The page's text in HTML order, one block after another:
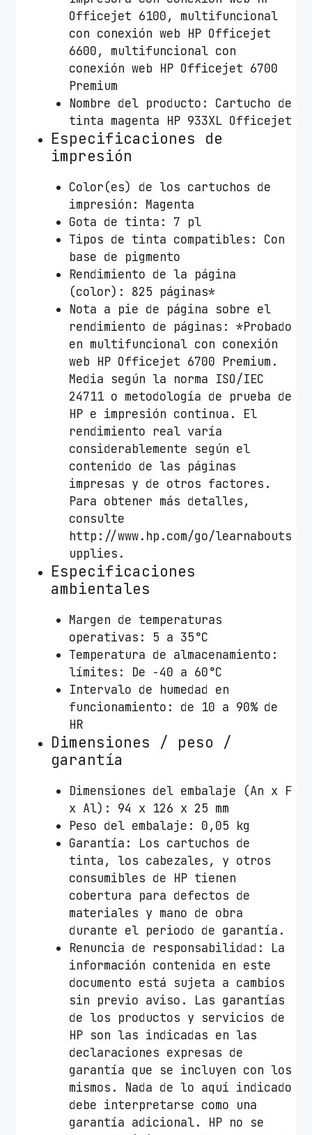
Officejet 6100, multifuncional
con conexión web HP Officejet
6600, multifuncional con
conexión web HP Officejet 6700
Premium
Nombre del producto: Cartucho de
tinta magenta HP 933XL Officejet
Especificaciones de
impresión
Color(es) de los cartuchos de
impresión: Magenta
Gota de tinta: 7 pl
Tipos de tinta compatibles: Con
base de pigmento
Rendimiento de la página
(color): 825 páginas*
Nota a pie de página sobre el
rendimiento de páginas: *Probado
en multifuncional con conexión
web HP Officejet 6700 Premium.
Media según la norma ISO/IEC
24711 o metodología de prueba de
HP e impresión continua. El
rendimiento real varía
considerablemente según el
contenido de las páginas
impresas y de otros factores.
Para obtener más detalles,
consulte
http://www.hp.com/go/learnabouts
upplies.
Especificaciones
ambientales
Margen de temperaturas
operativas: 5 a 35°C
Temperatura de almacenamiento:
límites: De -40 a 60°C
Intervalo de humedad en
funcionamiento: de 10 a 90% de
HR
Dimensiones / peso /
garantía
Dimensiones del embalaje (An x F
x Al): 94 x 126 x 25 mm
Peso del embalaje: 0,05 kg
Garantía: Los cartuchos de
tinta, los cabezales, y otros
consumibles de HP tienen
cobertura para defectos de
materiales y mano de obra
durante el periodo de garantía.
Renuncia de responsabilidad: La
información contenida en este
documento está sujeta a cambios
sin previo aviso. Las garantías
de los productos y servicios de
HP son las indicadas en las
declaraciones expresas de
garantía que se incluyen con los
mismos. Nada de lo aquí indicado
debe interpretarse como una
garantía adicional. HP no se